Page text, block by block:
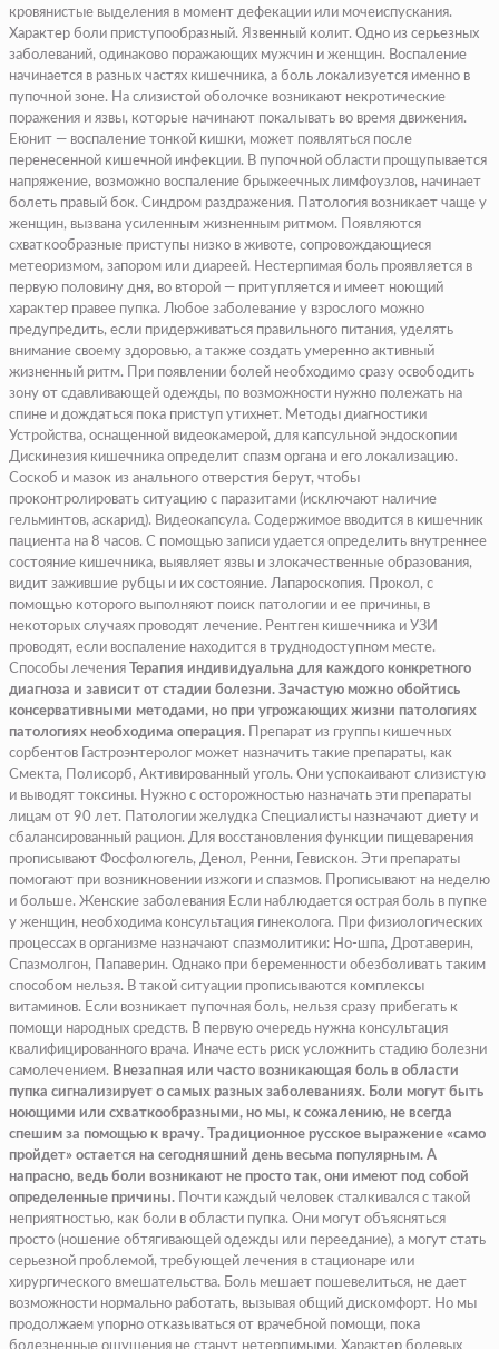
кровянистые выделения в момент дефекации или мочеиспускания.
Характер боли приступообразный. Язвенный колит. Одно из серьезных
заболеваний, одинаково поражающих мужчин и женщин. Воспаление
начинается в разных частях кишечника, а боль локализуется именно в
пупочной зоне. На слизистой оболочке возникают некротические
поражения и язвы, которые начинают покалывать во время движения.
Еюнит — воспаление тонкой кишки, может появляться после
перенесенной кишечной инфекции. В пупочной области прощупывается
напряжение, возможно воспаление брыжеечных лимфоузлов, начинает
болеть правый бок. Синдром раздражения. Патология возникает чаще у
женщин, вызвана усиленным жизненным ритмом. Появляются
схваткообразные приступы низко в животе, сопровождающиеся
метеоризмом, запором или диареей. Нестерпимая боль проявляется в
первую половину дня, во второй — притупляется и имеет ноющий
характер правее пупка. Любое заболевание у взрослого можно
предупредить, если придерживаться правильного питания, уделять
внимание своему здоровью, а также создать умеренно активный
жизненный ритм. При появлении болей необходимо сразу освободить
зону от сдавливающей одежды, по возможности нужно полежать на
спине и дождаться пока приступ утихнет. Методы диагностики
Устройства, оснащенной видеокамерой, для капсульной эндоскопии
Дискинезия кишечника определит спазм органа и его локализацию.
Соскоб и мазок из анального отверстия берут, чтобы
проконтролировать ситуацию с паразитами (исключают наличие
гельминтов, аскарид). Видеокапсула. Содержимое вводится в кишечник
пациента на 8 часов. С помощью записи удается определить внутреннее
состояние кишечника, выявляет язвы и злокачественные образования,
видит зажившие рубцы и их состояние. Лапароскопия. Прокол, с
помощью которого выполняют поиск патологии и ее причины, в
некоторых случаях проводят лечение. Рентген кишечника и УЗИ
проводят, если воспаление находится в труднодоступном месте.
Способы лечения Терапия индивидуальна для каждого конкретного
диагноза и зависит от стадии болезни. Зачастую можно обойтись
консервативными методами, но при угрожающих жизни патологиях
патологиях необходима операция.
Препарат из группы кишечных
сорбентов Гастроэнтеролог может назначить такие препараты, как
Смекта, Полисорб, Активированный уголь. Они успокаивают слизистую
и выводят токсины. Нужно с осторожностью назначать эти препараты
лицам от 90 лет. Патологии желудка Специалисты назначают диету и
сбалансированный рацион. Для восстановления функции пищеварения
прописывают Фосфолюгель, Денол, Ренни, Гевискон. Эти препараты
помогают при возникновении изжоги и спазмов. Прописывают на неделю
и больше. Женские заболевания Если наблюдается острая боль в пупке
у женщин, необходима консультация гинеколога. При физиологических
процессах в организме назначают спазмолитики: Но-шпа, Дротаверин,
Спазмолгон, Папаверин. Однако при беременности обезболивать таким
способом нельзя. В такой ситуации прописываются комплексы
витаминов. Если возникает пупочная боль, нельзя сразу прибегать к
помощи народных средств. В первую очередь нужна консультация
квалифицированного врача. Иначе есть риск усложнить стадию болезни
самолечением. Внезапная или часто возникающая боль в области
пупка сигнализирует о самых разных заболеваниях. Боли могут быть
ноющими или схваткообразными, но мы, к сожалению, не всегда
спешим за помощью к врачу. Традиционное русское выражение «само
пройдет» остается на сегодняшний день весьма популярным. А
напрасно, ведь боли возникают не просто так, они имеют под собой
определенные причины. Почти каждый человек сталкивался с такой
неприятностью, как боли в области пупка. Они могут объясняться
просто (ношение обтягивающей одежды или переедание), а могут стать
серьезной проблемой, требующей лечения в стационаре или
хирургического вмешательства. Боль мешает пошевелиться, не дает
возможности нормально работать, вызывая общий дискомфорт. Но мы
продолжаем упорно отказываться от врачебной помощи, пока
болезненные ощущения не станут нетерпимыми. Характер болевых